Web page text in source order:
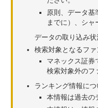
原則、データ基
までに）、シ
データの取り込み
検索対象となるフ
マネックス証券
検索対象外のフ
ランキング情報につ
本情報は過去の